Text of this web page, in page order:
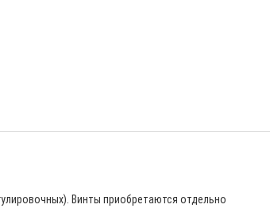
Винты приобретаются отдельно